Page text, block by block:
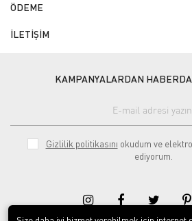
ÖDEME
İLETİŞİM
KAMPANYALARDAN
Gizlilik politikasını okudum ve
ediyorum.